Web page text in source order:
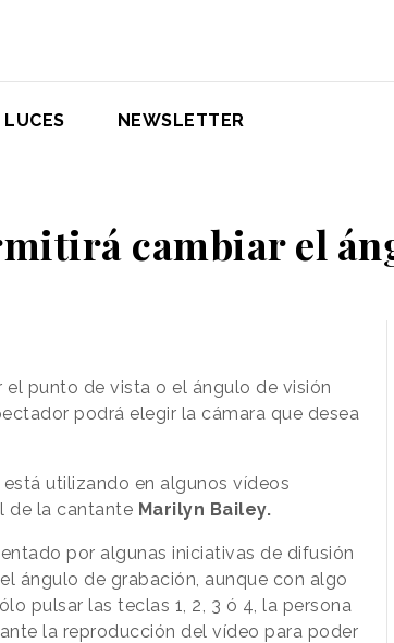
NEWSLETTER
cambiar el
el punto de vista o el ángulo de visión
podrá elegir la cámara que desea
utilizando en algunos vídeos
de la cantante Marilyn Bailey.
por algunas iniciativas de difusión
ángulo de grabación, aunque con algo
pulsar las teclas 1, 2, 3 ó 4, la persona
la reproducción del vídeo para poder